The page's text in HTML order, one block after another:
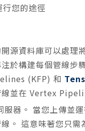
您的途徑
源資料庫可以處理
於構建每個管線
(KFP) 和
並在 Vertex
器。 當您上傳並
。 這意味著您只